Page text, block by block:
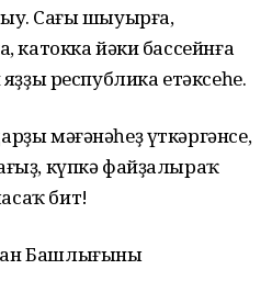
Саңғы шыуырға,
катокка йәки бассейнға
республика етәксеһе.
мәғәнәһеҙ үткәргәнсе,
күпкә файҙалыраҡ
бит!
Башлығының